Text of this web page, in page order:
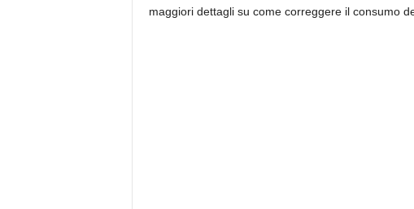
maggiori dettagli su come correggere il consumo